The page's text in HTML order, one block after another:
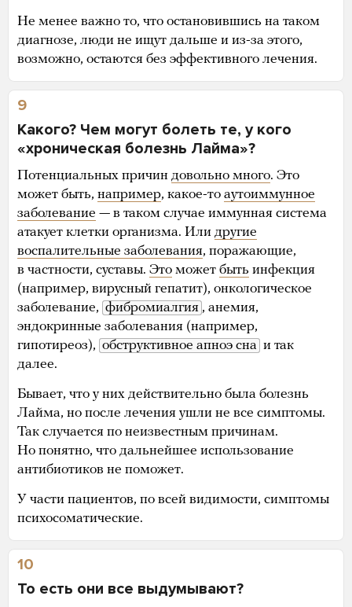
Не менее важно то, что остановившись на таком
диагнозе, люди не ищут дальше и из-за этого,
возможно, остаются без эффективного лечения.
9
Какого? Чем могут болеть те, у кого
«хроническая болезнь Лайма»?
Потенциальных причин довольно много. Это
может быть, например, какое-то аутоиммунное
заболевание — в таком случае иммунная система
атакует клетки организма. Или другие
воспалительные заболевания, поражающие,
в частности, суставы. Это может быть инфекция
(например, вирусный гепатит), онкологическое
заболевание, фибромиалгия , анемия,
эндокринные заболевания (например,
гипотиреоз), обструктивное апноэ сна и так
далее.
Бывает, что у них действительно была болезнь
Лайма, но после лечения ушли не все симптомы.
Так случается по неизвестным причинам.
Но понятно, что дальнейшее использование
антибиотиков не поможет.
У части пациентов, по всей видимости, симптомы
психосоматические.
10
То есть они все выдумывают?